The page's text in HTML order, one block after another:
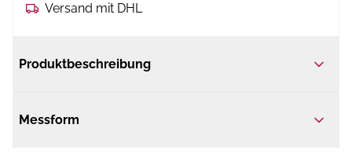
Versand mit DHL
Produktbeschreibung
Messform